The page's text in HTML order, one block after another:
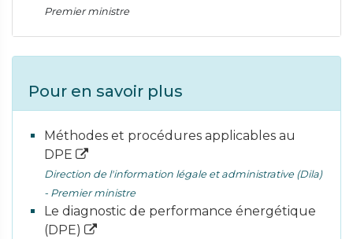
Premier ministre
Pour en savoir plus
Méthodes et procédures applicables au
DPE
Direction de l'information légale et administrative (Dila)
- Premier ministre
Le diagnostic de performance énergétique
(DPE)